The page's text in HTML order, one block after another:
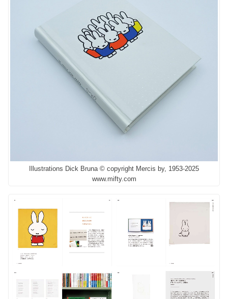
Illustrations Dick Bruna © copyright Mercis by, 1953-2025
www.mifty.com